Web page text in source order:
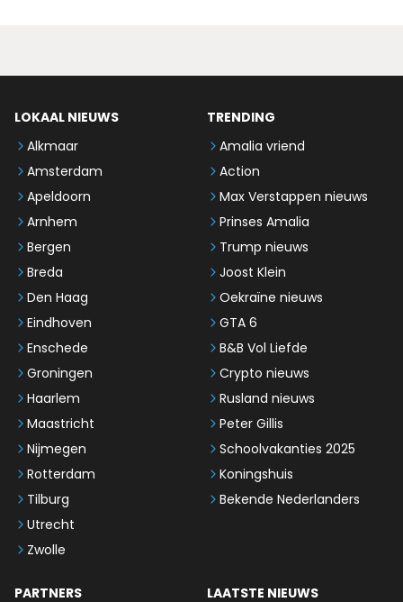
LOKAAL NIEUWS
Alkmaar
Amsterdam
Apeldoorn
Arnhem
Bergen
Breda
Den Haag
Eindhoven
Enschede
Groningen
Haarlem
Maastricht
Nijmegen
Rotterdam
Tilburg
Utrecht
Zwolle
TRENDING
Amalia vriend
Action
Max Verstappen nieuws
Prinses Amalia
Trump nieuws
Joost Klein
Oekraïne nieuws
GTA 6
B&B Vol Liefde
Crypto nieuws
Rusland nieuws
Peter Gillis
Schoolvakanties 2025
Koningshuis
Bekende Nederlanders
PARTNERS LAATSTE NIEUWS